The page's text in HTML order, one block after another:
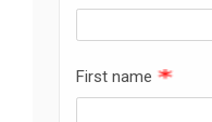
First name